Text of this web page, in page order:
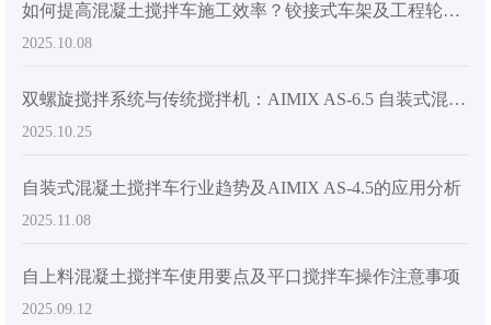
如何提高混凝土搅拌车施工效率？铰接式车架及工程轮胎设计分析
2025.10.08
双螺旋搅拌系统与传统搅拌机：AIMIX AS-6.5 自装式混凝土搅拌机如何提高效率
2025.10.25
自装式混凝土搅拌车行业趋势及AIMIX AS-4.5的应用分析
2025.11.08
自上料混凝土搅拌车使用要点及平口搅拌车操作注意事项
2025.09.12